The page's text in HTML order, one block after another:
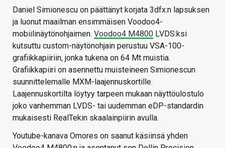
Daniel Simionescu on päättänyt korjata 3dfx:n lapsuksen
ja luonut maailman ensimmäisen Voodoo4-
mobiilinäytönohjaimen. Voodoo4 M4800 LVDS:ksi
kutsuttu custom-näytönohjain perustuu VSA-100-
grafiikkapiiriin, jonka tukena on 64 Mt muistia.
Grafiikkapiiri on asennettu muisteineen Simionescun
suunnittelemalle MXM-laajennuskortille.
Laajennuskortilta löytyy tarpeen mukaan näyttöulostulo
joko vanhemman LVDS- tai uudemman eDP-standardin
mukaisesti RealTekin skaalainpiirin avulla.
Youtube-kanava Omores on saanut käsiinsä yhden